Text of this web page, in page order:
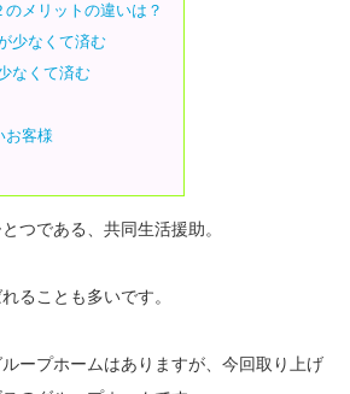
メリットの違いは？
少なくて済む
なくて済む
お客様
つである、共同生活援助。
ることも多いです。
ープホームはありますが、今回取り上げ